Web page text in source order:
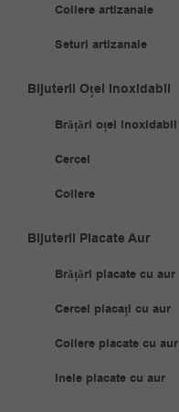
Coliere artizanale
Seturi artizanale
Bijuterii Oțel Inoxidabil
Brățări oțel inoxidabil
Cercei
Coliere
Bijuterii Placate Aur
Brățări placate cu aur
Cercei placați cu aur
Coliere placate cu aur
Inele placate cu aur